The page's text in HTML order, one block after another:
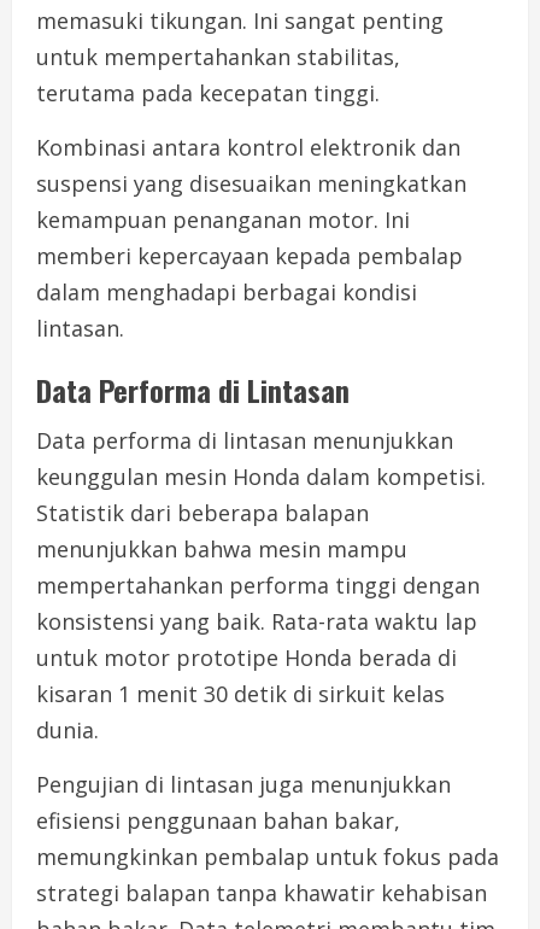
memasuki tikungan. Ini sangat penting
untuk mempertahankan stabilitas,
terutama pada kecepatan tinggi.
Kombinasi antara kontrol elektronik dan
suspensi yang disesuaikan meningkatkan
kemampuan penanganan motor. Ini
memberi kepercayaan kepada pembalap
dalam menghadapi berbagai kondisi
lintasan.
Data Performa di Lintasan
Data performa di lintasan menunjukkan
keunggulan mesin Honda dalam kompetisi.
Statistik dari beberapa balapan
menunjukkan bahwa mesin mampu
mempertahankan performa tinggi dengan
konsistensi yang baik. Rata-rata waktu lap
untuk motor prototipe Honda berada di
kisaran 1 menit 30 detik di sirkuit kelas
dunia.
Pengujian di lintasan juga menunjukkan
efisiensi penggunaan bahan bakar,
memungkinkan pembalap untuk fokus pada
strategi balapan tanpa khawatir kehabisan